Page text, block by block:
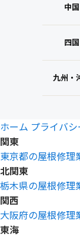
中国
四国
九州・
ホーム プライバ
関東
東京都の屋根修理
北関東
栃木県の屋根修理
関西
大阪府の屋根修理
東海